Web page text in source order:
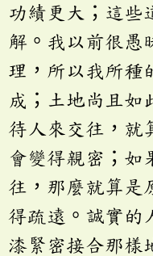
功績更大；這些
解。我以前很愚
理，所以我所種
成；土地尚且如
待人來交往，就
會變得親密；如
往，那麼就算是
得疏遠。誠實的
漆緊密接合那樣